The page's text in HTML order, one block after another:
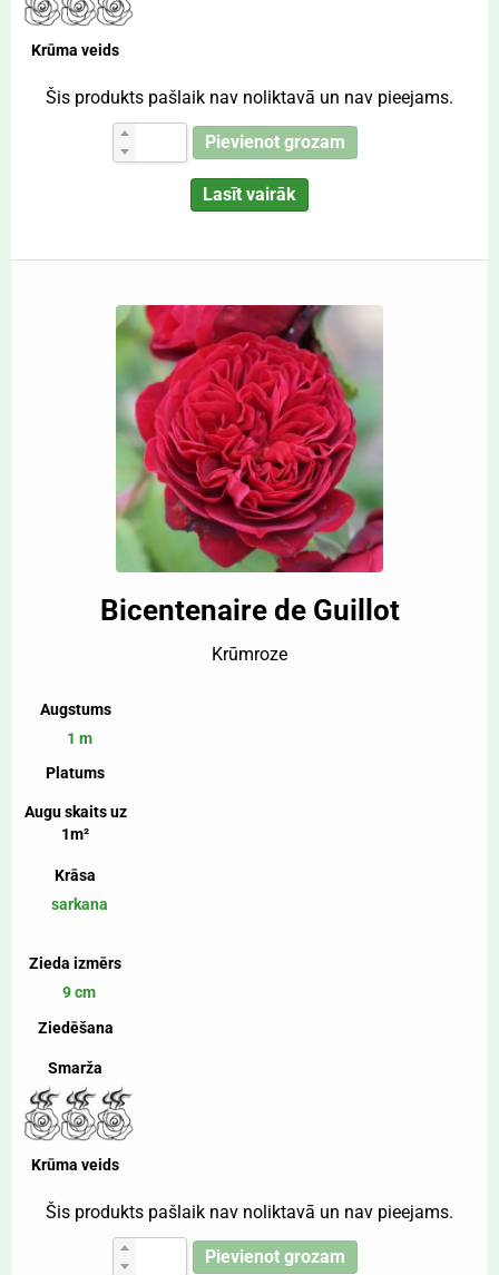
Krūma veids
Šis produkts pašlaik nav noliktavā un nav pieejams.
Pievienot grozam
Lasīt vairāk
Bicentenaire de Guillot
Krūmroze
Augstums
1 m
Platums
Augu skaits uz
1m²
Krāsa
sarkana
Zieda izmērs
9 cm
Ziedēšana
Smarža
Krūma veids
Šis produkts pašlaik nav noliktavā un nav pieejams.
Pievienot grozam